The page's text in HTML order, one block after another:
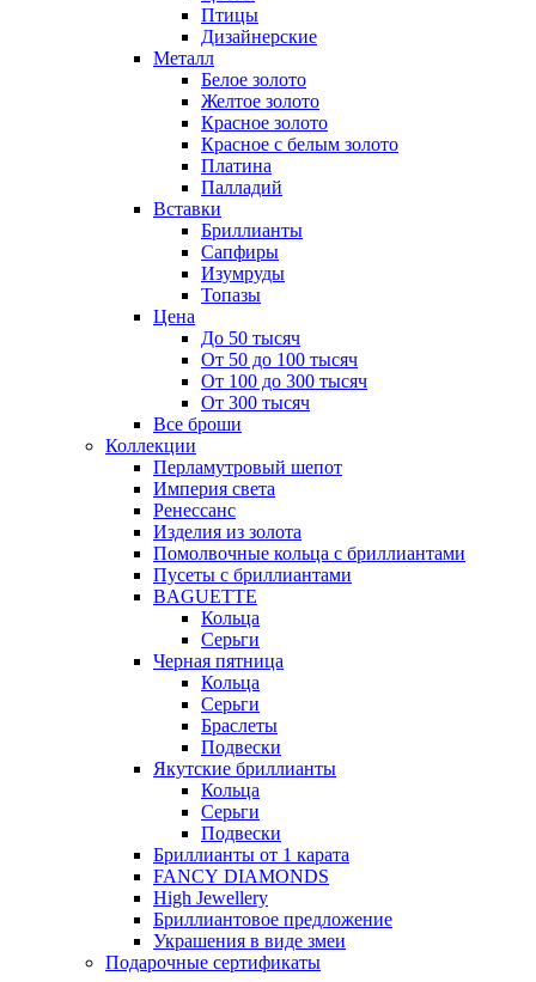
Птицы
Дизайнерские
Металл
Белое золото
Желтое золото
Красное золото
Красное с белым золото
Платина
Палладий
Вставки
Бриллианты
Сапфиры
Изумруды
Топазы
Цена
До 50 тысяч
От 50 до 100 тысяч
От 100 до 300 тысяч
От 300 тысяч
Все броши
Коллекции
Перламутровый шепот
Империя света
Ренессанс
Изделия из золота
Помолвочные кольца с бриллиантами
Пусеты с бриллиантами
BAGUETTE
Кольца
Серьги
Черная пятница
Кольца
Серьги
Браслеты
Подвески
Якутские бриллианты
Кольца
Серьги
Подвески
Бриллианты от 1 карата
FANCY DIAMONDS
High Jewellery
Бриллиантовое предложение
Украшения в виде змеи
Подарочные сертификаты